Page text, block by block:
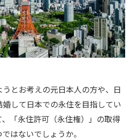
とお考えの元日本人の方や、日
して日本での永住を目指してい
「永住許可（永住権）」の取得
はないでしょうか。